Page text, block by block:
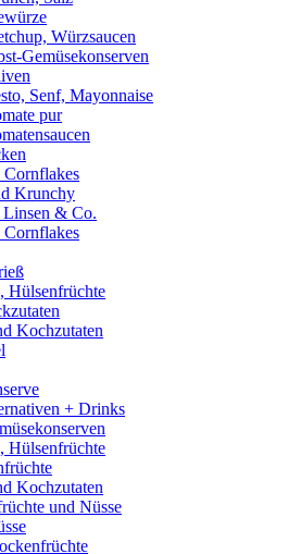
Würzsaucen
Gemüsekonserven
Senf, Mayonnaise
pur
Krunchy
Linsen & Co.
Hülsenfrüchte
Kochzutaten
+ Drinks
Hülsenfrüchte
Kochzutaten
und Nüsse